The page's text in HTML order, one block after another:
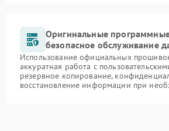
Оригинальные
безопасное обслуживание
Использование официальных
аккуратная работа с
резервное копирование,
восстановление информации при